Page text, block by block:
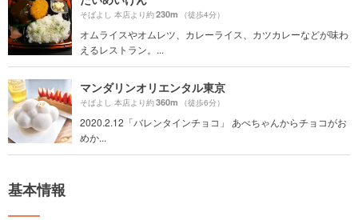
そばよし 本店より約230m （徒歩4分）
オムライスやオムレツ、カレーライス、カツカレーなどが味わ
えるレストラン。...
マンダリンオリエンタル東京
そばよし 本店より約360m （徒歩6分）
2020.2.12「バレンタインチョコ」 あべちゃんからチョコがお
めか...
基本情報